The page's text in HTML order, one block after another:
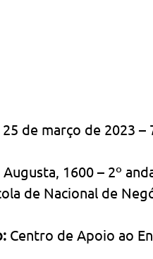
25 de março de 2023 –
Augusta, 1600 – 2º
de Nacional de
Centro de Apoio ao